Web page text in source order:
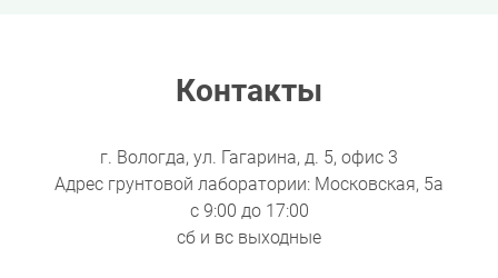
Контакты
г. Вологда, ул. Гагарина, д. 5, офис 3
Адрес грунтовой лаборатории: Московская, 5а
с 9:00 до 17:00
сб и вс выходные